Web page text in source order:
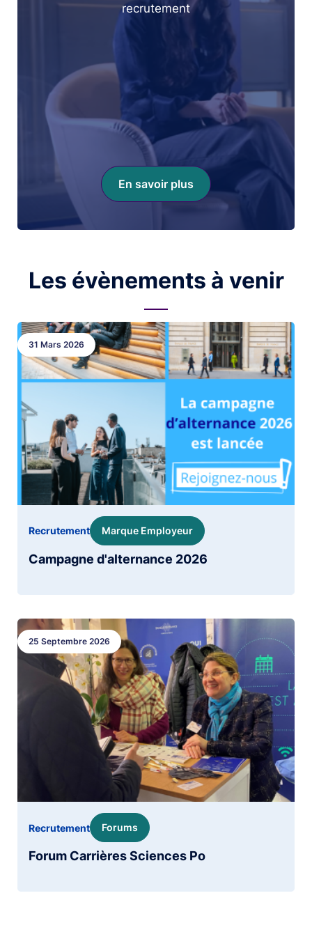
recrutement
En savoir plus
Les évènements à venir
Image
31 Mars 2026
Campagne d'alternance 2026
Recrutement Marque Employeur
Image
25 Septembre 2026
Forum Carrières Sciences Po
Recrutement Forums